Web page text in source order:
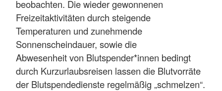
beobachten. Die wieder gewonnenen
Freizeitaktivitäten durch steigende
Temperaturen und zunehmende
Sonnenscheindauer, sowie die
Abwesenheit von Blutspender*innen bedingt
durch Kurzurlaubsreisen lassen die Blutvorräte
der Blutspendedienste regelmäßig „schmelzen“.